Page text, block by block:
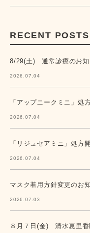
RECENT POSTS
8/29(土) 通常診療のお知
2026.07.04
「アップニークミニ」処
2026.07.04
「リジュセアミニ」処方
2026.07.04
マスク着用方針変更のお
2026.07.03
８月７日(金) 清水恵里香